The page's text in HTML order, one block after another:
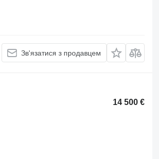
Зв'язатися з продавцем
14 500 €